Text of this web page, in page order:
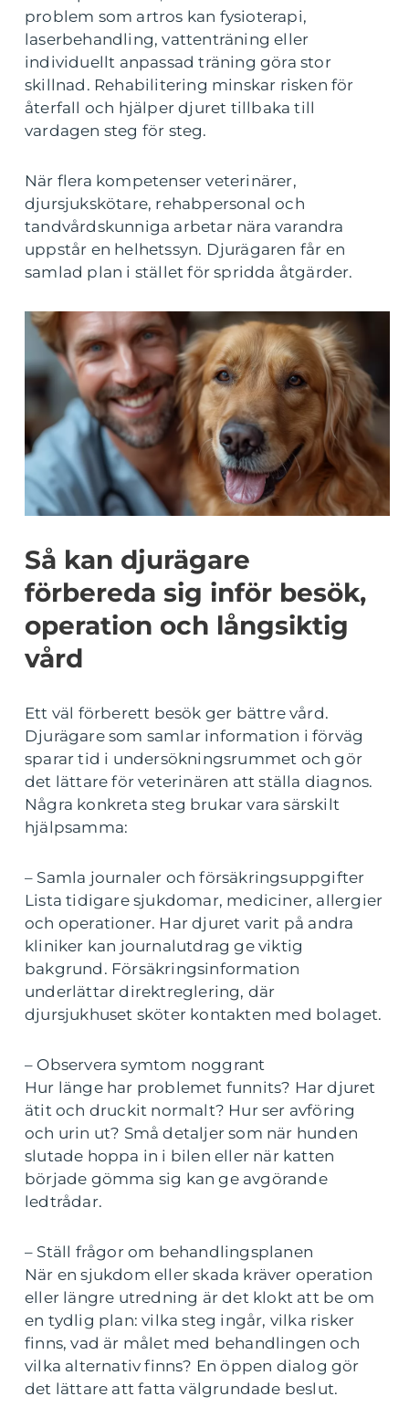
problem som artros kan fysioterapi,
laserbehandling, vattenträning eller
individuellt anpassad träning göra stor
skillnad. Rehabilitering minskar risken för
återfall och hjälper djuret tillbaka till
vardagen steg för steg.
När flera kompetenser veterinärer,
djursjukskötare, rehabpersonal och
tandvårdskunniga arbetar nära varandra
uppstår en helhetssyn. Djurägaren får en
samlad plan i stället för spridda åtgärder.
Så kan djurägare
förbereda sig inför besök,
operation och långsiktig
vård
Ett väl förberett besök ger bättre vård.
Djurägare som samlar information i förväg
sparar tid i undersökningsrummet och gör
det lättare för veterinären att ställa diagnos.
Några konkreta steg brukar vara särskilt
hjälpsamma:
– Samla journaler och försäkringsuppgifter
Lista tidigare sjukdomar, mediciner, allergier
och operationer. Har djuret varit på andra
kliniker kan journalutdrag ge viktig
bakgrund. Försäkringsinformation
underlättar direktreglering, där
djursjukhuset sköter kontakten med bolaget.
– Observera symtom noggrant
Hur länge har problemet funnits? Har djuret
ätit och druckit normalt? Hur ser avföring
och urin ut? Små detaljer som när hunden
slutade hoppa in i bilen eller när katten
började gömma sig kan ge avgörande
ledtrådar.
– Ställ frågor om behandlingsplanen
När en sjukdom eller skada kräver operation
eller längre utredning är det klokt att be om
en tydlig plan: vilka steg ingår, vilka risker
finns, vad är målet med behandlingen och
vilka alternativ finns? En öppen dialog gör
det lättare att fatta välgrundade beslut.